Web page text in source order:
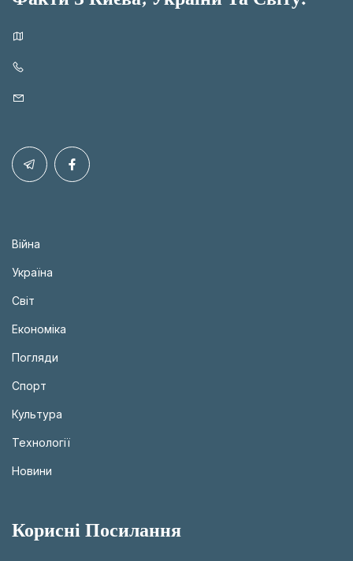
Війна
Україна
Світ
Економіка
Погляди
Спорт
Культура
Технології
Новини
Корисні Посилання